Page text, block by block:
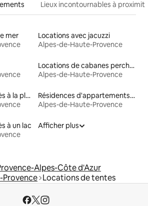
Lieux incontournables à
mer
Locations avec jacuzzi
Alpes-de-Haute-Provence
Locations de cabanes perchées
Alpes-de-Haute-Provence
Locations avec accès à la plage
Résidences d'appartements en location
Alpes-de-Haute-Provence
à un lac
Afficher plus
Alpes-Côte d'Azur
Locations de tentes